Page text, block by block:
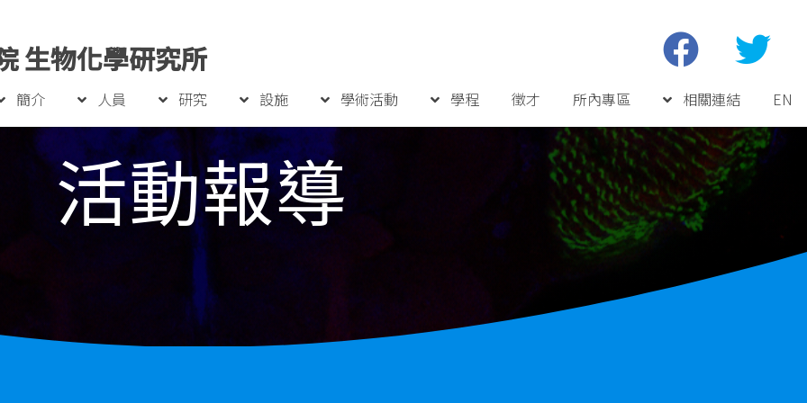
生物化學研究所
簡介 人員 研究 設施 學術活動 學程 徵才 所內專區 相關連結 EN
活動報導